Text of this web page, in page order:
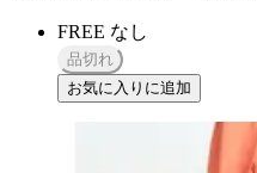
FREE なし
品切れ
お気に入りに追加